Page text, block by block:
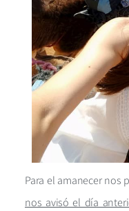
Para el amanecer nos
nos avisó el día